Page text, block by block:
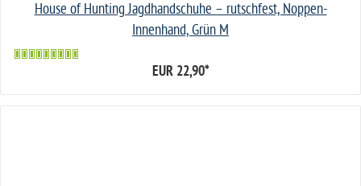
House of Hunting Jagdhandschuhe – rutschfest, Noppen-
Innenhand, Grün M
EUR 22,90*